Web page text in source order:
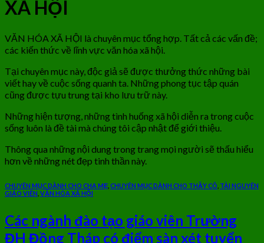
XÃ HỘI
VĂN HÓA XÃ HỘI là chuyên mục tổng hợp. Tất cả các vấn đề;
các kiến thức về lĩnh vực văn hóa xã hội.
Tại chuyên mục này, độc giả sẽ được thưởng thức những bài
viết hay về cuộc sống quanh ta. Những phong tục tập quán
cũng được tựu trung tại kho lưu trữ này.
Những hiện tượng, những tình huống xã hội diễn ra trong cuộc
sống luôn là đề tài mà chúng tôi cập nhật để giới thiệu.
Thông qua những nội dung trong trang mọi người sẽ thấu hiểu
hơn về những nét đẹp tinh thần này.
CHUYÊN MỤC DÀNH CHO CHA MẸ CHUYÊN MỤC DÀNH CHO THẦY CÔ TÀI NGUYÊN
GIÁO VIÊN VĂN HÓA XÃ HỘI
Các ngành đào tạo giáo viên Trường
ĐH Đồng Tháp có điểm sàn xét tuyển